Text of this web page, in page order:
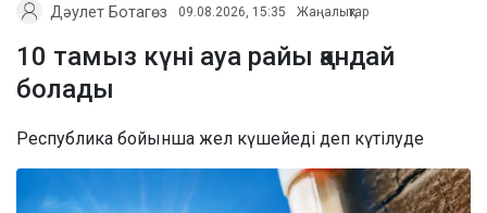
Дәулет Ботагөз 09.08.2026, 15:35 Жаңалықтар
10 тамыз күні ауа райы қандай
болады
Республика бойынша жел күшейеді деп күтілуде